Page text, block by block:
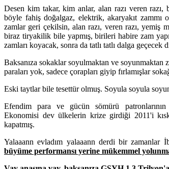
Desen kim takar, kim anlar, alan razı veren razı,
böyle fahiş doğalgaz, elektrik, akaryakıt
zamlar geri çekilsin, alan razı, veren razı, yemiş
biraz tiryakilik bile yapmış, birileri habire zam
zamları koyacak, sonra da tatlı tatlı dalga
Baksanıza sokaklar soyulmaktan ve
paraları yok, sadece çorapları giyip fırlamışlar
Eski taytlar bile tesettür olmuş. Soyula soyula
Efendim para ve gücün sömürü patronlarının
Ekonomisi dev ülkelerin krize girdiği 2011'i
kapatmış.
Yalaaann evladım yalaaann derdi bir zamanlar
büyüme performansı yerine mükemmel